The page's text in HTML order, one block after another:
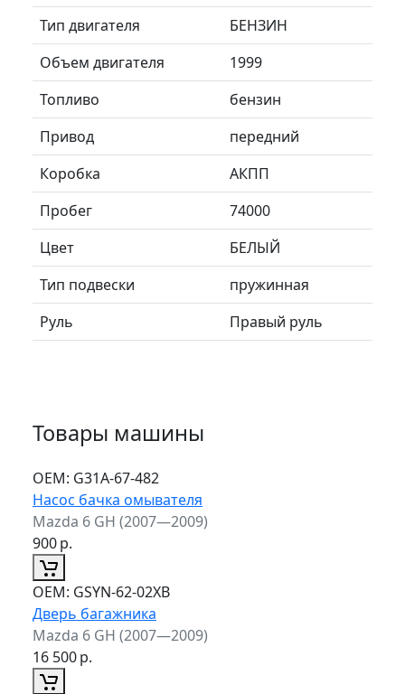
Тип двигателя
БЕНЗИН
Объем двигателя
1999
Топливо
бензин
Привод
передний
Коробка
АКПП
Пробег
74000
Цвет
БЕЛЫЙ
Тип подвески
пружинная
Руль
Правый руль
Товары машины
ОЕМ: G31A-67-482
Насос бачка омывателя
Mazda 6 GH (2007—2009)
900р.
ОЕМ: GSYN-62-02XB
Дверь багажника
Mazda 6 GH (2007—2009)
16 500р.